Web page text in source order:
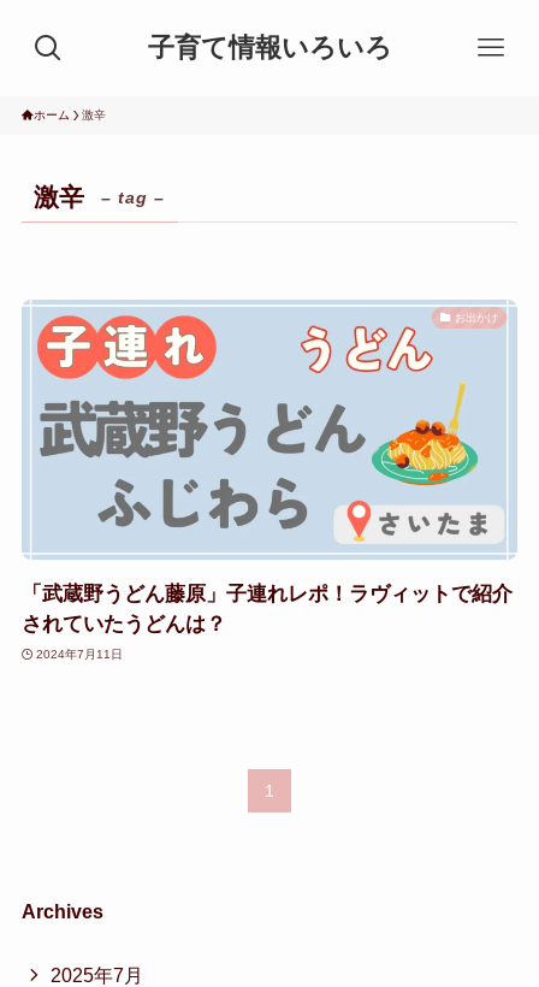
子育て情報いろいろ
ホーム 激辛
激辛 – tag –
お出かけ
「武蔵野うどん藤原」子連れレポ！ラヴィットで紹介
されていたうどんは？
2024年7月11日
1
Archives
2025年7月